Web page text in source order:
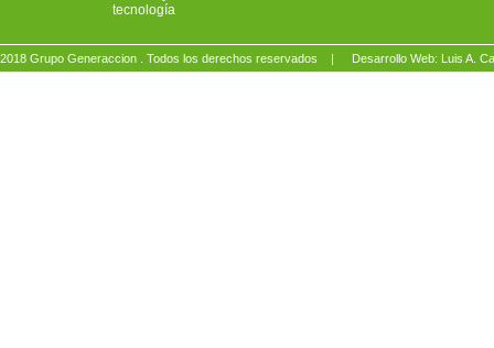
tecnología
2018 Grupo Generaccion . Todos los derechos reservados | Desarrollo Web: Luis